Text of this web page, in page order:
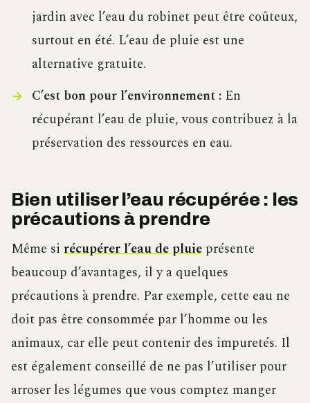
jardin avec l’eau du robinet peut être coûteux,
surtout en été. L’eau de pluie est une
alternative gratuite.
C’est bon pour l’environnement :En
récupérant l’eau de pluie, vous contribuez à la
préservation des ressources en eau.
Bien utiliser l’eau récupérée : les
précautions à prendre
Même si récupérer l’eau de pluie présente
beaucoup d’avantages, il y a quelques
précautions à prendre. Par exemple, cette eau ne
doit pas être consommée par l’homme ou les
animaux, car elle peut contenir des impuretés. Il
est également conseillé de ne pas l’utiliser pour
arroser les légumes que vous comptez manger